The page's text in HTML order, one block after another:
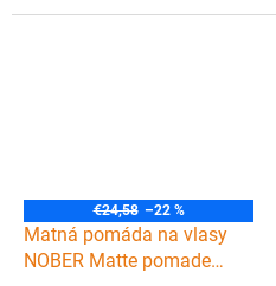
matný vzhľad. Účes silne fixuje,
€24,58 –22 %
Matná pomáda na vlasy
NOBER Matte pomade